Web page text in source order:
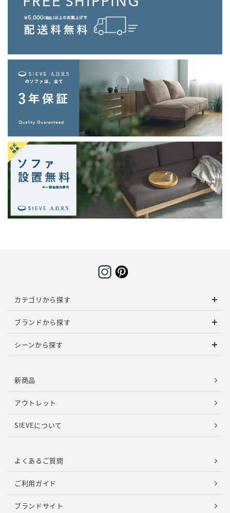
カテゴリから探す
ブランドから探す
シーンから探す
新商品
アウトレット
SIEVEについて
よくあるご質問
ご利用ガイド
ブランドサイト